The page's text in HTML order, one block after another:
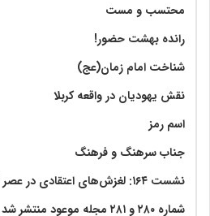
محتسب و مست
رانده بهشت‌ حضور!
شناخت امام زمان(عج)
نقش یهودیان در واقعه کربلا
اسم رمز
جناب سرهنگ و فرهنگ
نشست ۱۶۴: لغزش‌های اعتقادی در عصر غیبت
شماره ۲۸۰ و ۲۸۱ مجله موعود منتشر شد